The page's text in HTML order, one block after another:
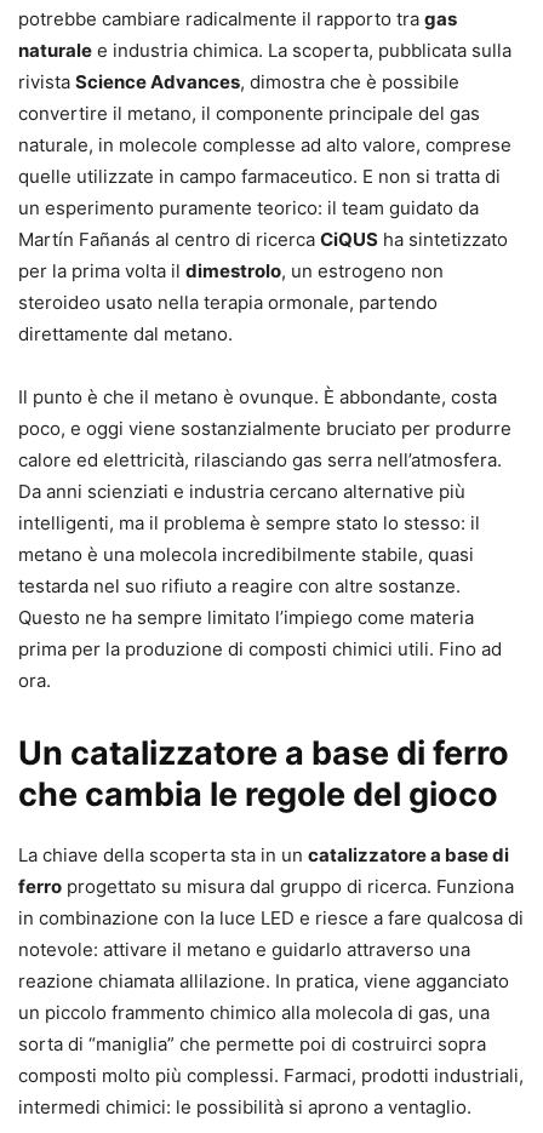
potrebbe cambiare radicalmente il rapporto tra gas
naturale e industria chimica. La scoperta, pubblicata sulla
rivista Science Advances, dimostra che è possibile
convertire il metano, il componente principale del gas
naturale, in molecole complesse ad alto valore, comprese
quelle utilizzate in campo farmaceutico. E non si tratta di
un esperimento puramente teorico: il team guidato da
Martín Fañanás al centro di ricerca CiQUS ha sintetizzato
per la prima volta il dimestrolo, un estrogeno non
steroideo usato nella terapia ormonale, partendo
direttamente dal metano.
Il punto è che il metano è ovunque. È abbondante, costa
poco, e oggi viene sostanzialmente bruciato per produrre
calore ed elettricità, rilasciando gas serra nell’atmosfera.
Da anni scienziati e industria cercano alternative più
intelligenti, ma il problema è sempre stato lo stesso: il
metano è una molecola incredibilmente stabile, quasi
testarda nel suo rifiuto a reagire con altre sostanze.
Questo ne ha sempre limitato l’impiego come materia
prima per la produzione di composti chimici utili. Fino ad
ora.
Un catalizzatore a base di ferro
che cambia le regole del gioco
La chiave della scoperta sta in un catalizzatore a base di
ferro progettato su misura dal gruppo di ricerca. Funziona
in combinazione con la luce LED e riesce a fare qualcosa di
notevole: attivare il metano e guidarlo attraverso una
reazione chiamata allilazione. In pratica, viene agganciato
un piccolo frammento chimico alla molecola di gas, una
sorta di “maniglia” che permette poi di costruirci sopra
composti molto più complessi. Farmaci, prodotti industriali,
intermedi chimici: le possibilità si aprono a ventaglio.